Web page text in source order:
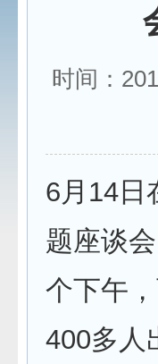
时间：
6月14日
题座谈
个下午
400多人